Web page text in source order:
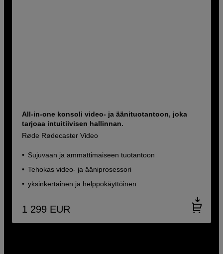
All-in-one konsoli video- ja äänituotantoon, joka
tarjoaa intuitiivisen hallinnan.
Røde Rødecaster Video
Sujuvaan ja ammattimaiseen tuotantoon
Tehokas video- ja ääniprosessori
yksinkertainen ja helppokäyttöinen
1 299 EUR